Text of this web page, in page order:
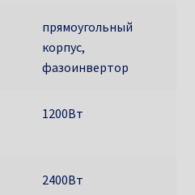
прямоугольный
корпус,
фазоинвертор
1200Вт
2400Вт